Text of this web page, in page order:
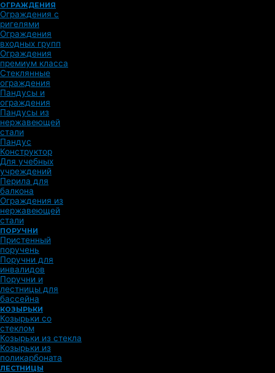
ОГРАЖДЕНИЯ
Ограждения с
ригелями
Ограждения
входных групп
Ограждения
премиум класса
Стеклянные
ограждения
Пандусы и
ограждения
Пандусы из
нержавеющей
стали
Пандус
Конструктор
Для учебных
учреждений
Перила для
балкона
Ограждения из
нержавеющей
стали
ПОРУЧНИ
Пристенный
поручень
Поручни для
инвалидов
Поручни и
лестницы для
бассейна
КОЗЫРЬКИ
Козырьки со
стеклом
Козырьки из стекла
Козырьки из
поликарбоната
ЛЕСТНИЦЫ